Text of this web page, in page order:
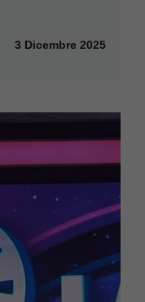
3 Dicembre 2025